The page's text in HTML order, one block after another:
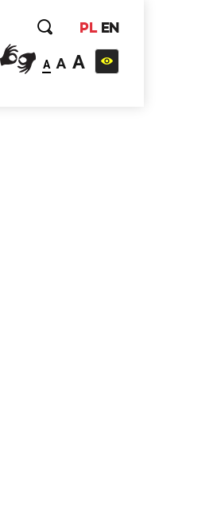
PL EN
A A A